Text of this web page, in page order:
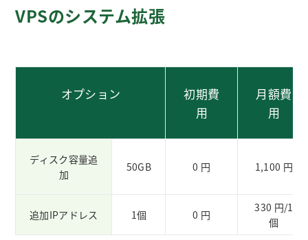
VPSのシステム拡張
オプション
初期費
用
月額費
用
ディスク容量追
加
50GB 0 円 1,100 円
追加IPアドレス 1個 0 円
330 円/1
個